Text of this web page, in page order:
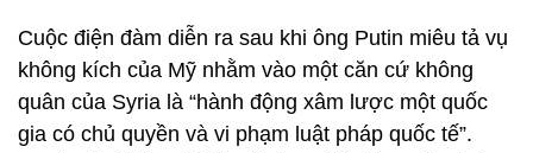
Cuộc điện đàm diễn ra sau khi ông Putin miêu tả vụ
không kích của Mỹ nhằm vào một căn cứ không
quân của Syria là “hành động xâm lược một quốc
gia có chủ quyền và vi phạm luật pháp quốc tế”.